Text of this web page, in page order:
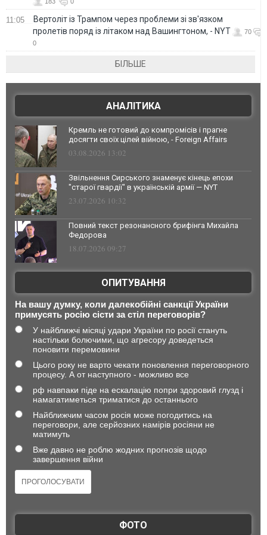
11:05
Вертоліт із Трампом через проблеми зі зв'язком
пролетів поряд із літаком над Вашингтоном, - NYT
70
0
БІЛЬШЕ
АНАЛІТИКА
Кремль не готовий до компромісів і прагне
досягти своїх цілей війною, - Foreign Affairs
03.08.2026 13:02
Звільнення Сирського знаменує кінець епохи
"старої гвардії" в українській армії — NYT
23.07.2026 10:32
Повний текст резонансного брифінга Михайла
Федорова
18.07.2026 09:27
ОПИТУВАННЯ
На вашу думку, коли далекобійні санкції України
примусять росію сісти за стіл переговорів?
У найближчі місяці удари України по росії стануть
настільки болючими, що агресору доведеться
поновити перемовини
Цього року не варто чекати поновлення переговорного
процесу. А от наступного - можливо все
рф навпаки піде на ескалацію попри здоровий глузд і
намагатиметься триматися до останнього
Найближчим часом росія може погодитись на
переговори, але серйозних намірів росіяни не
матимуть
Вже давно не роблю жодних прогнозів щодо
завершення війни
ФОТО